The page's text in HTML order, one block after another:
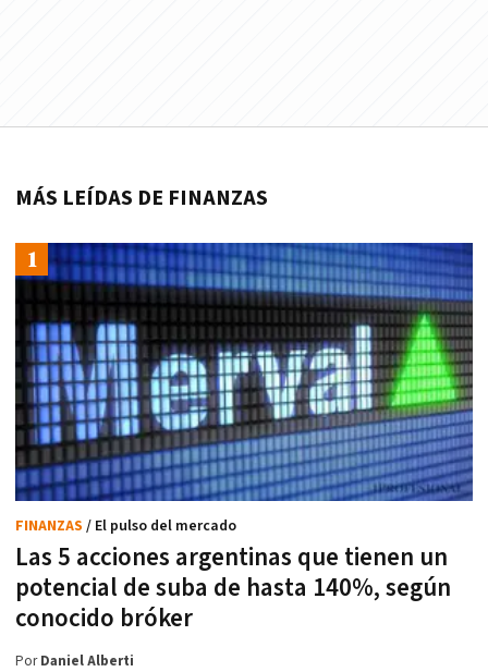
MÁS LEÍDAS DE FINANZAS
Las 5 acciones argentinas que tienen un
potencial de suba de hasta 140%, según
conocido bróker
FINANZAS / El pulso del mercado
PorDaniel Alberti